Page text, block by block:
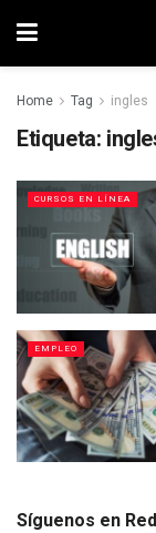
Home Tag ingles
Etiqueta:
CURSOS EN LÍNEA
EMPLEO
Síguenos en